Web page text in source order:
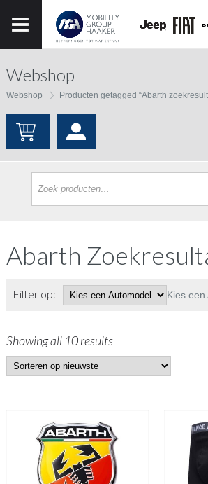
Webshop
Webshop Producten getagged “Abarth
Abarth
Filter op: Kies een
Showing all 10 results